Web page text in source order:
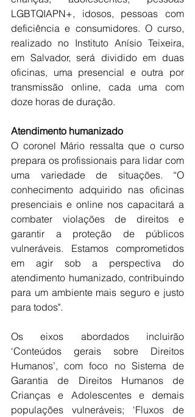
LGBTQIAPN+, idosos, pessoas com
deficiência e consumidores. O curso,
realizado no Instituto Anísio Teixeira,
em Salvador, será dividido em duas
oficinas, uma presencial e outra por
transmissão online, cada uma com
doze horas de duração.
Atendimento humanizado
O coronel Mário ressalta que o curso
prepara os profissionais para lidar com
uma variedade de situações. “O
conhecimento adquirido nas oficinas
presenciais e online nos capacitará a
combater violações de direitos e
garantir a proteção de públicos
vulneráveis. Estamos comprometidos
em agir sob a perspectiva do
atendimento humanizado, contribuindo
para um ambiente mais seguro e justo
para todos".
Os eixos abordados incluirão
‘Conteúdos gerais sobre Direitos
Humanos’, com foco no Sistema de
Garantia de Direitos Humanos de
Crianças e Adolescentes e demais
populações vulneráveis; ‘Fluxos de